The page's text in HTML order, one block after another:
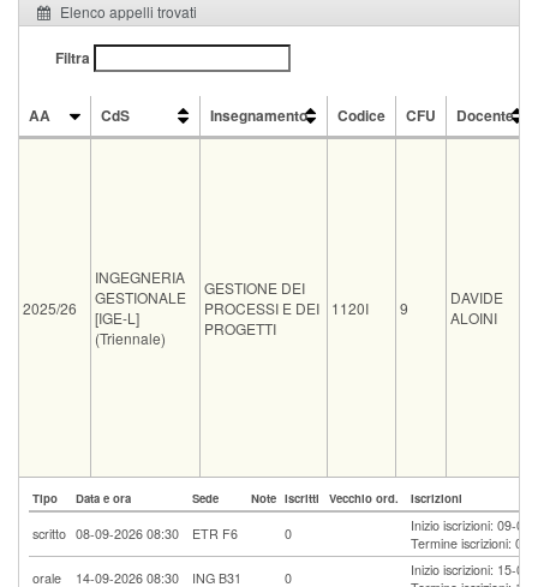
Elenco appelli trovati
Filtra
AA CdS Insegnamento Codice CFU
Docente
2025/26
INGEGNERIA
GESTIONALE
[IGE-L]
(Triennale)
GESTIONE DEI
PROCESSI E DEI
PROGETTI
1120I 9
DAVIDE
ALOINI
Tipo Data e ora Sede Note Iscritti Vecchio ord. Iscrizioni
scritto 08-09-2026 08:30 ETR F6 0
Inizio iscrizioni: 09-
Termine iscrizioni:
orale
14-09-2026 08:30 ING B31 0
Inizio iscrizioni: 15-